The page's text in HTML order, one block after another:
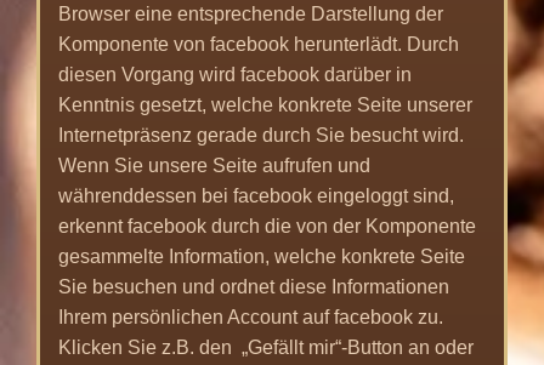
Browser eine entsprechende Darstellung der
Komponente von facebook herunterlädt. Durch
diesen Vorgang wird facebook darüber in
Kenntnis gesetzt, welche konkrete Seite unserer
Internetpräsenz gerade durch Sie besucht wird.
Wenn Sie unsere Seite aufrufen und
währenddessen bei facebook eingeloggt sind,
erkennt facebook durch die von der Komponente
gesammelte Information, welche konkrete Seite
Sie besuchen und ordnet diese Informationen
Ihrem persönlichen Account auf facebook zu.
Klicken Sie z.B. den „Gefällt mir“-Button an oder